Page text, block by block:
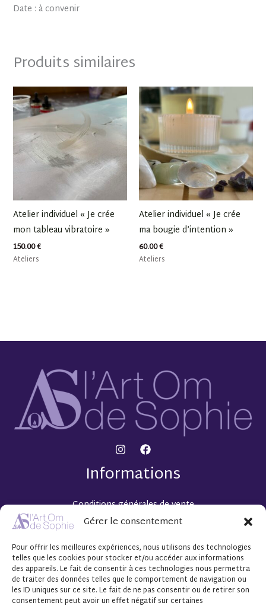
Gérer le consentement
Pour offrir les meilleures expériences, nous utilisons des technologies
telles que les cookies pour stocker et/ou accéder aux informations
des appareils. Le fait de consentir à ces technologies nous permettra
de traiter des données telles que le comportement de navigation ou
les ID uniques sur ce site. Le fait de ne pas consentir ou de retirer son
consentement peut avoir un effet négatif sur certaines
Date : à convenir
Produits similaires
Atelier individuel « Je crée
mon tableau vibratoire »
150.00€
Ateliers
Atelier individuel « Je crée
ma bougie d’intention »
60.00€
Ateliers
Informations
Conditions générales de vente
Mentions légales
Mes coups de Cœur artistiques
Collection « 30 »
Espace client